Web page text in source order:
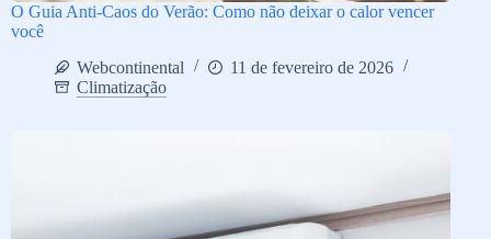
O Guia Anti-Caos do Verão: Como não deixar o calor vencer
você
Webcontinental
11 de fevereiro de 2026
Climatização